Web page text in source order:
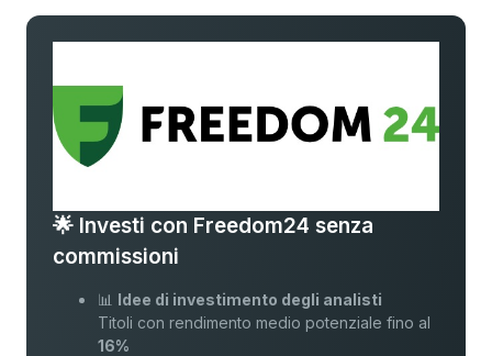
🌟 Investi con Freedom24 senza
commissioni
📊 Idee di investimento degli analisti
Titoli con rendimento medio potenziale fino al
16%